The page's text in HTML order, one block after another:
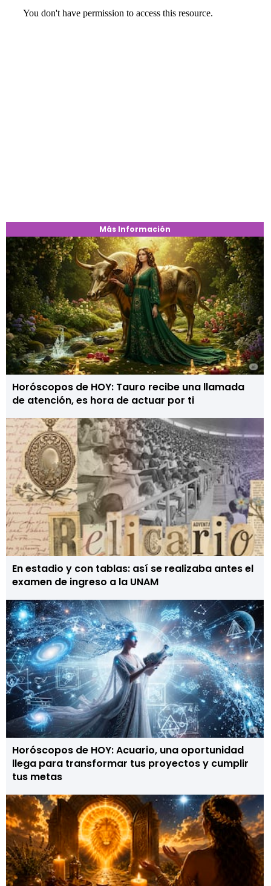
Más Información
Horóscopos de HOY: Tauro recibe una llamada
de atención, es hora de actuar por ti
En estadio y con tablas: así se realizaba antes el
examen de ingreso a la UNAM
Horóscopos de HOY: Acuario, una oportunidad
llega para transformar tus proyectos y cumplir
tus metas